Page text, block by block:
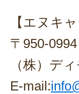
【エヌキ
〒950-
（株）デ
E-mail: